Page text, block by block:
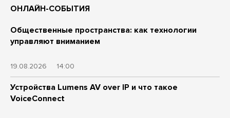
ОНЛАЙН-СОБЫТИЯ
Общественные пространства: как технологии
управляют вниманием
19.08.2026 14:00
Устройства Lumens AV over IP и что такое
VoiceConnect